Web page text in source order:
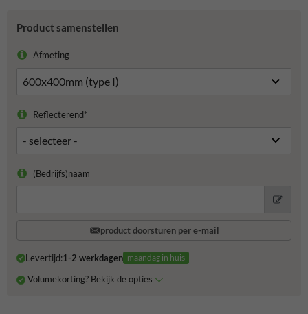
Product samenstellen
Afmeting
Reflecterend*
(Bedrijfs)naam
product doorsturen per e-mail
Levertijd:1-2 werkdagen maandag in huis
Volumekorting? Bekijk de opties